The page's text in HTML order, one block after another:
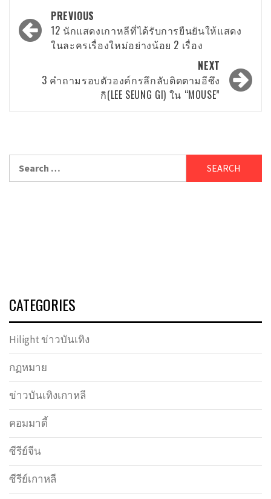
Post
navigation
PREVIOUS
12 นักแสดงเกาหลีที่ได้รับการยืนยันให้แสดง
ในละครเรื่องใหม่อย่างน้อย 2 เรื่อง
NEXT
3 คำถามรอบตัวองค์กรลึกลับติดตามอีซึง
กิ(LEE SEUNG GI) ใน “MOUSE”
for:
CATEGORIES
Hilight ข่าวบันเทิง
กฏหมาย
ข่าวบันเทิงเกาหลี
คอมมาดี้
ซีรีย์จีน
ซีรีย์เกาหลี